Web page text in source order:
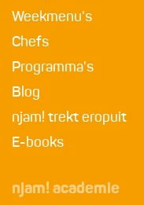
Weekmenu's
Chefs
Programma's
Blog
njam! trekt eropuit
E-books
njam! academie